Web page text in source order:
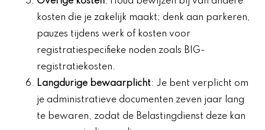
kosten die je zakelijk maakt; denk aan parkeren,
pauzes tijdens werk of kosten voor
registratiespecifieke noden zoals BIG-
registratiekosten.
Langdurige bewaarplicht: Je bent verplicht om
je administratieve documenten zeven jaar lang
te bewaren, zodat de Belastingdienst deze kan